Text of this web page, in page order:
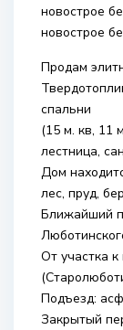
новострое
новострое
Продам
спальни
(15 м. кв, 11
лестница,
Дом
лес, пруд,
Ближайший
От участка
Подъезд:
Закрытый